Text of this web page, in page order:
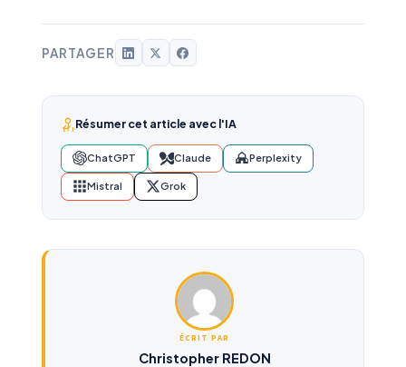
PARTAGER
Résumer cet article avec l'IA
ChatGPT Claude Perplexity
Mistral Grok
ÉCRIT PAR
Christopher REDON